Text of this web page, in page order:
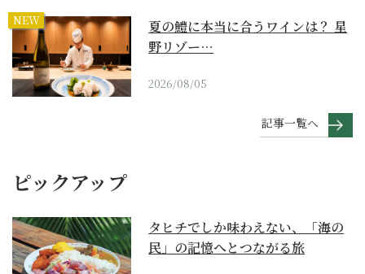
NEW
夏の鱧に本当に合うワインは？ 星
野リゾー…
2026/08/05
記事一覧へ
ピックアップ
タヒチでしか味わえない、「海の
民」の記憶へとつながる旅